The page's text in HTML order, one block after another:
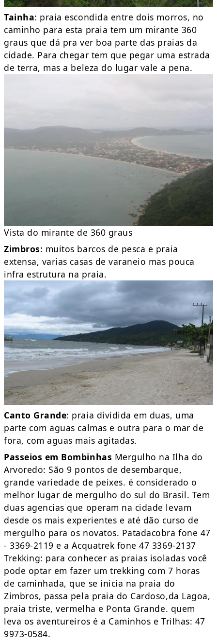
Tainha: praia escondida entre dois morros, no
caminho para esta praia tem um mirante 360
graus que dá pra ver boa parte das praias da
cidade. Para chegar tem que pegar uma estrada
de terra, mas a beleza do lugar vale a pena.
Vista do mirante de 360 graus
Zimbros: muitos barcos de pesca e praia
extensa, varias casas de varaneio mas pouca
infra estrutura na praia.
Canto Grande: praia dividida em duas, uma
parte com aguas calmas e outra para o mar de
fora, com aguas mais agitadas.
Passeios em Bombinhas Mergulho na Ilha do
Arvoredo: São 9 pontos de desembarque,
grande variedade de peixes. é considerado o
melhor lugar de mergulho do sul do Brasil. Tem
duas agencias que operam na cidade levam
desde os mais experientes e até dão curso de
mergulho para os novatos. Patadacobra fone 47
- 3369-2119 e a Acquatrek fone 47 3369-2137
Trekking: para conhecer as praias isoladas você
pode optar em fazer um trekking com 7 horas
de caminhada, que se inicia na praia do
Zimbros, passa pela praia do Cardoso,da Lagoa,
praia triste, vermelha e Ponta Grande. quem
leva os aventureiros é a Caminhos e Trilhas: 47
9973-0584.